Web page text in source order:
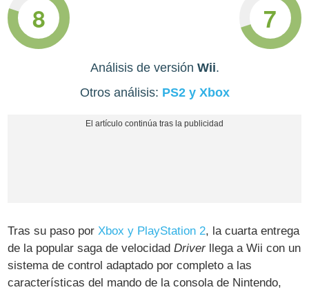
8 7
Análisis de versión Wii.
Otros análisis: PS2 y Xbox
Tras su paso por Xbox y PlayStation 2, la cuarta entrega
de la popular saga de velocidadDriverllega a Wii con un
sistema de control adaptado por completo a las
características del mando de la consola de Nintendo,